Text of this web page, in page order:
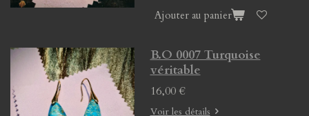
Ajouter au panier
B.O 0007 Turquoise
véritable
16,00 €
Voir les détails